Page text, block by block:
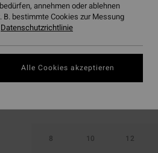
DOPPELTER RABATT EXTRA 25%
8 10 12
annehmen oder ablehnen
bestimmte Cookies zur Messung
Datenschutzrichtlinie
Alle Cookies akzeptieren